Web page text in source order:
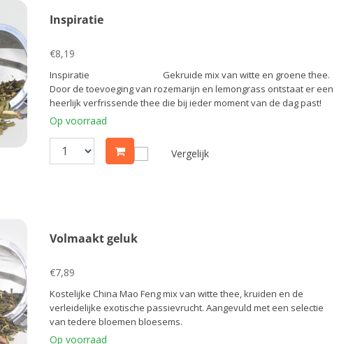
Inspiratie
€8,19
Inspiratie Gekruide mix van witte en groene thee.
Door de toevoeging van rozemarijn en lemongrass ontstaat er een
heerlijk verfrissende thee die bij ieder moment van de dag past!
Op voorraad
Vergelijk
Volmaakt geluk
€7,89
Kostelijke China Mao Feng mix van witte thee, kruiden en de
verleidelijke exotische passievrucht. Aangevuld met een selectie
van tedere bloemen bloesems.
Op voorraad